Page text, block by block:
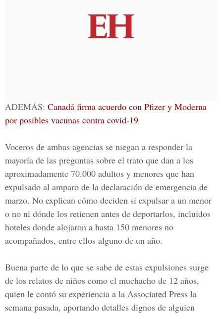
ADEMÁS: Canadá firma acuerdo con Pfizer y Moderna
por posibles vacunas contra covid-19
Voceros de ambas agencias se niegan a responder la
mayoría de las preguntas sobre el trato que dan a los
aproximadamente 70.000 adultos y menores que han
expulsado al amparo de la declaración de emergencia de
marzo. No explican cómo deciden si expulsar a un menor
o no ni dónde los retienen antes de deportarlos, incluidos
hoteles donde alojaron a hasta 150 menores no
acompañados, entre ellos alguno de un año.
Buena parte de lo que se sabe de estas expulsiones surge
de los relatos de niños como el muchacho de 12 años,
quien le contó su experiencia a la Associated Press la
semana pasada, aportando detalles dignos de alguien